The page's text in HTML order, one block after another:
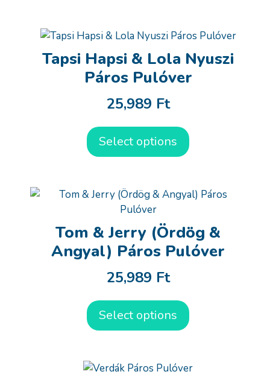
Tapsi Hapsi & Lola Nyuszi
Páros Pulóver
25,989 Ft
Select options
Tom & Jerry (Ördög &
Angyal) Páros Pulóver
25,989 Ft
Select options